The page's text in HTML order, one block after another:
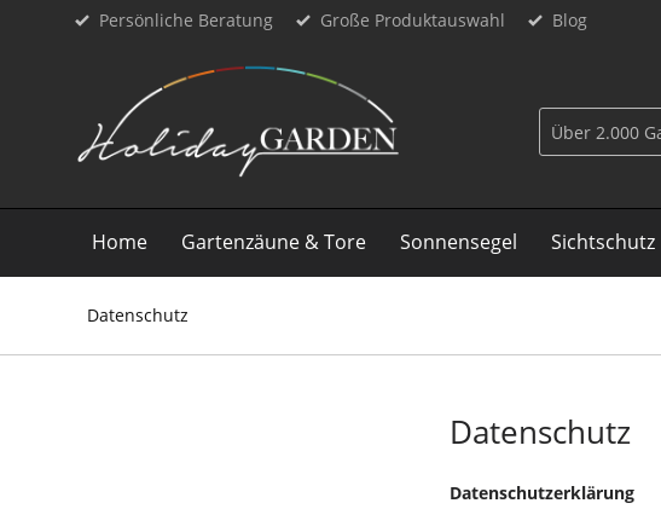
Persönliche Beratung Große Produktauswahl Blog
Home Gartenzäune & Tore Sonnensegel Sichtschutz
Datenschutz
Datenschutz
Datenschutzerklärung